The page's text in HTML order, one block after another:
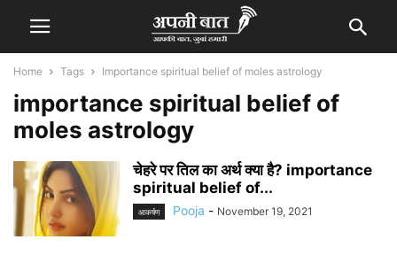
Home Tags Importance spiritual belief of moles astrology
importance spiritual belief of
moles astrology
चेहरे पर तिल का अर्थ क्या है? importance
spiritual belief of...
आकर्षण Pooja - November 19, 2021